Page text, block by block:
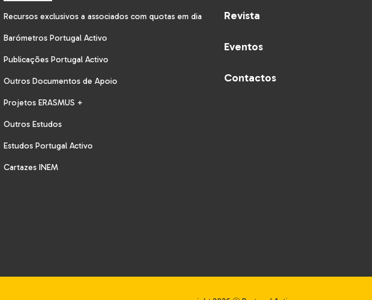
Recursos exclusivos a associados com quotas em dia
Barómetros Portugal Activo
Publicações Portugal Activo
Outros Documentos de Apoio
Projetos ERASMUS +
Outros Estudos
Estudos Portugal Activo
Cartazes INEM
Revista
Eventos
Contactos